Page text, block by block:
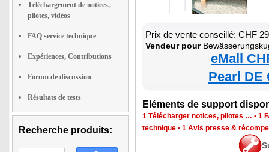
Téléchargement de notices,
pilotes, vidéos
FAQ service technique
Expériences, Contributions
Forum de discussion
Résultats de tests
Recherche produits:
Prix de vente conseillé: CHF
Vendeur pour
eMall
Pearl DE
Eléments de support
1 Télécharger notices, pilotes … • 1
technique • 1 Avis presse &